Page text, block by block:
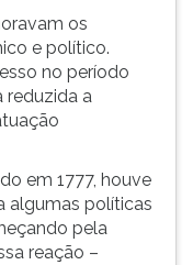
os
e político.
no período
reduzida a
em 1777, houve
algumas políticas
pela
reação –